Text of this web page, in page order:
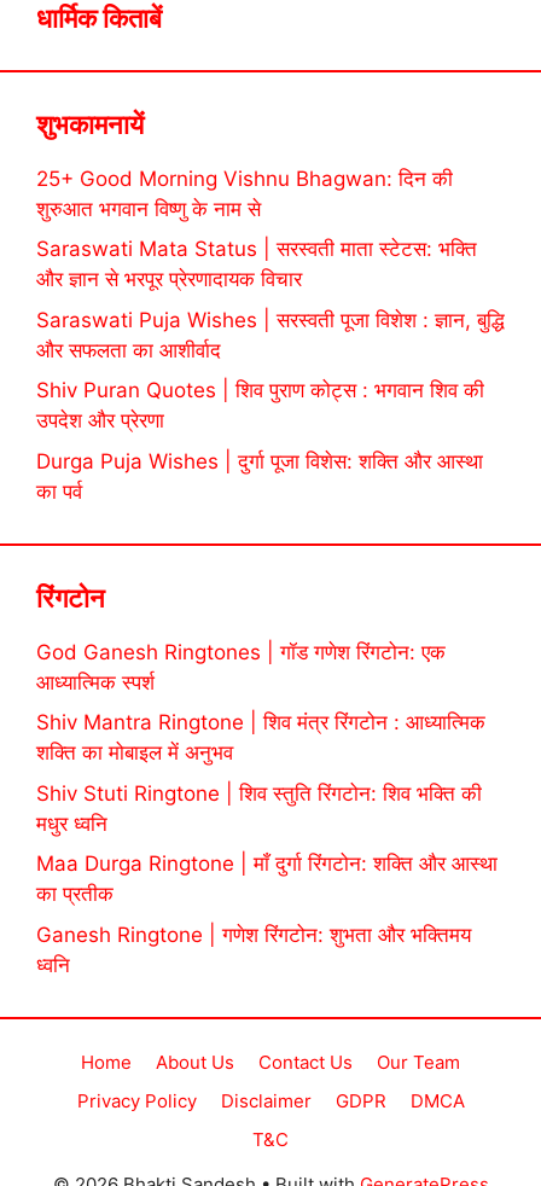
धार्मिक किताबें
शुभकामनायें
25+ Good Morning Vishnu Bhagwan: दिन की
शुरुआत भगवान विष्णु के नाम से
Saraswati Mata Status | सरस्वती माता स्टेटस: भक्ति
और ज्ञान से भरपूर प्रेरणादायक विचार
Saraswati Puja Wishes | सरस्वती पूजा विशेश : ज्ञान, बुद्धि
और सफलता का आशीर्वाद
Shiv Puran Quotes | शिव पुराण कोट्स : भगवान शिव की
उपदेश और प्रेरणा
Durga Puja Wishes | दुर्गा पूजा विशेस: शक्ति और आस्था
का पर्व
रिंगटोन
God Ganesh Ringtones | गॉड गणेश रिंगटोन: एक
आध्यात्मिक स्पर्श
Shiv Mantra Ringtone | शिव मंत्र रिंगटोन : आध्यात्मिक
शक्ति का मोबाइल में अनुभव
Shiv Stuti Ringtone | शिव स्तुति रिंगटोन: शिव भक्ति की
मधुर ध्वनि
Maa Durga Ringtone | माँ दुर्गा रिंगटोन: शक्ति और आस्था
का प्रतीक
Ganesh Ringtone | गणेश रिंगटोन: शुभता और भक्तिमय
ध्वनि
Home About Us Contact Us
Our Team
Privacy Policy
Disclaimer GDPR
DMCA
T&C